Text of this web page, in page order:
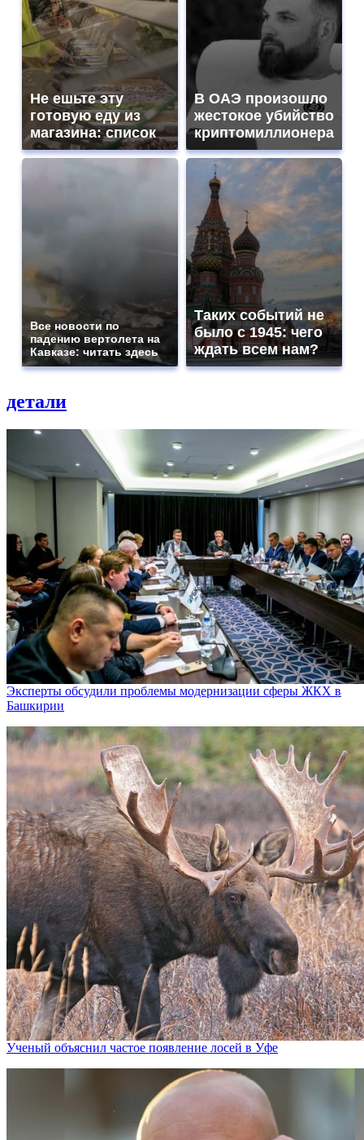
Не ешьте эту
готовую еду из
магазина: список
В ОАЭ произошло
жестокое убийство
криптомиллионера
Все новости по
падению вертолета на
Кавказе: читать здесь
Таких событий не
было с 1945: чего
ждать всем нам?
детали
Эксперты обсудили проблемы модернизации сферы ЖКХ в
Башкирии
Ученый объяснил частое появление лосей в Уфе